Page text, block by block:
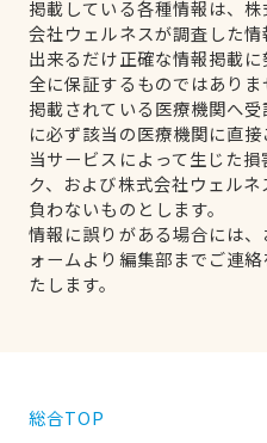
掲載している各種情報は、
会社ウェルネスが調査した情
出来るだけ正確な情報掲載
全に保証するものではありま
掲載されている医療機関へ
に必ず該当の医療機関に直接
当サービスによって生じた
ク、および株式会社ウェル
負わないものとします。
情報に誤りがある場合には
ォームより編集部までご連
たします。
総合TOP